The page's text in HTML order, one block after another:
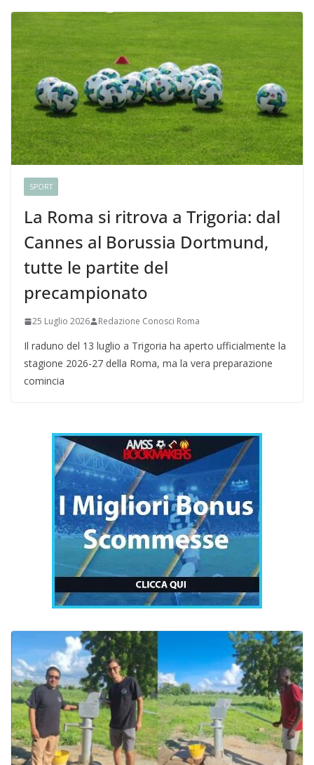
SPORT
La Roma si ritrova a Trigoria: dal
Cannes al Borussia Dortmund,
tutte le partite del
precampionato
25 Luglio 2026 Redazione Conosci Roma
Il raduno del 13 luglio a Trigoria ha aperto ufficialmente la
stagione 2026-27 della Roma, ma la vera preparazione
comincia